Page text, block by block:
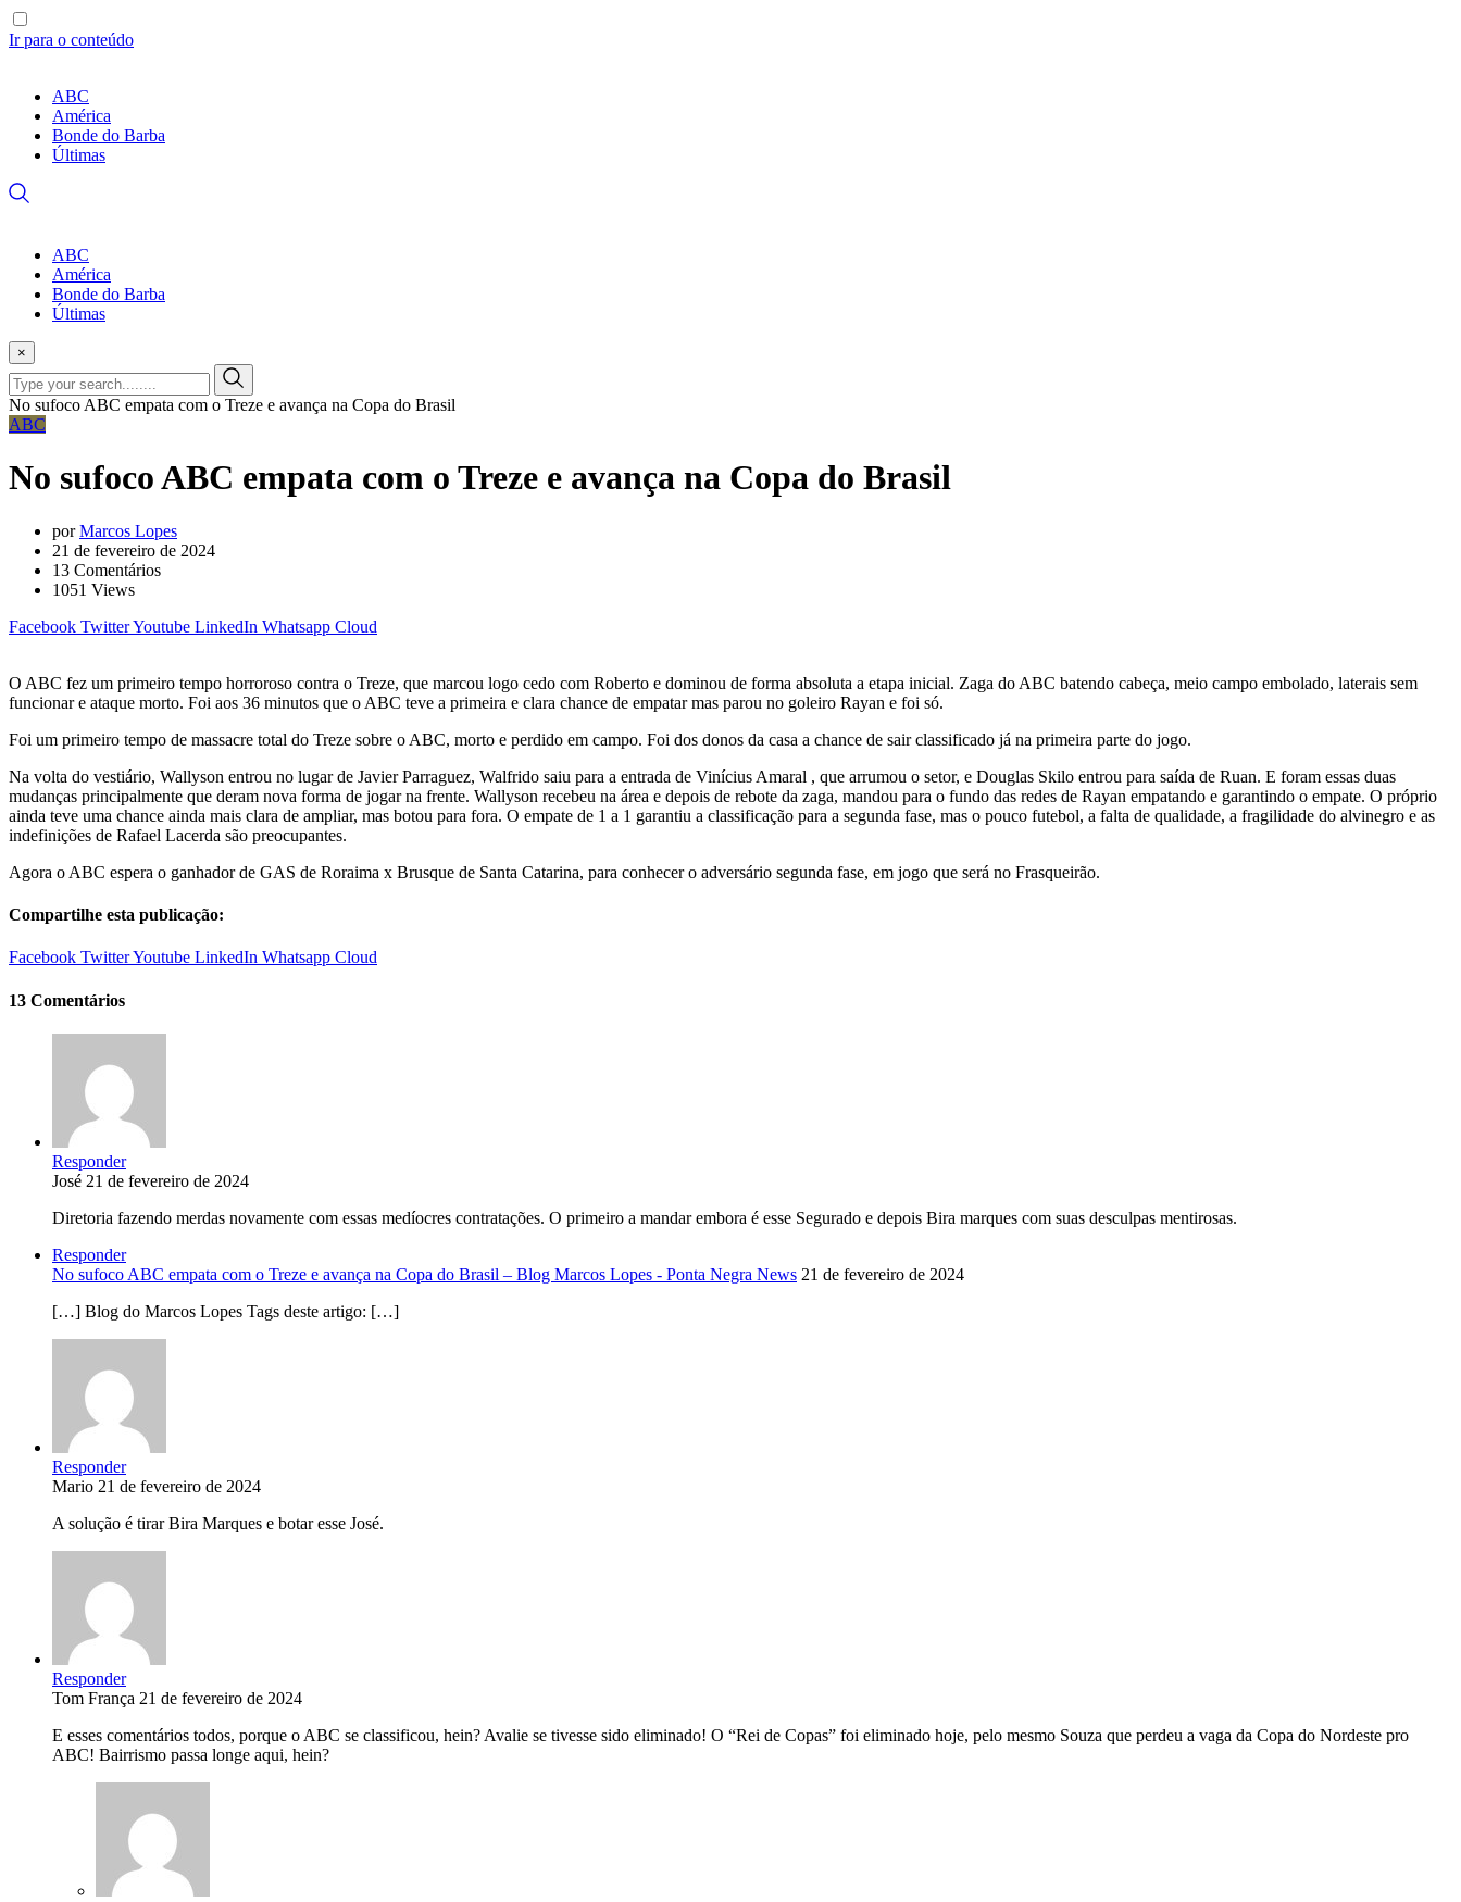
Ir para o conteúdo
ABC
América
Bonde do Barba
Últimas
ABC
América
Bonde do Barba
Últimas
×
No sufoco ABC empata com o Treze e avança na Copa do Brasil
ABC
No sufoco ABC empata com o Treze e avança na Copa do Brasil
porMarcos Lopes
21 de fevereiro de 2024
13 Comentários
1051 Views
Facebook TwitterYoutube LinkedIn Whatsapp Cloud
O ABC fez um primeiro tempo horroroso contra o Treze, que marcou logo cedo com Roberto e dominou de forma absoluta a etapa inicial. Zaga do ABC batendo cabeça, meio campo embolado, laterais sem
funcionar e ataque morto. Foi aos 36 minutos que o ABC teve a primeira e clara chance de empatar mas parou no goleiro Rayan e foi só.
Foi um primeiro tempo de massacre total do Treze sobre o ABC, morto e perdido em campo. Foi dos donos da casa a chance de sair classificado já na primeira parte do jogo.
Na volta do vestiário, Wallyson entrou no lugar de Javier Parraguez, Walfrido saiu para a entrada de Vinícius Amaral , que arrumou o setor, e Douglas Skilo entrou para saída de Ruan. E foram essas duas
mudanças principalmente que deram nova forma de jogar na frente. Wallyson recebeu na área e depois de rebote da zaga, mandou para o fundo das redes de Rayan empatando e garantindo o empate. O próprio
ainda teve uma chance ainda mais clara de ampliar, mas botou para fora. O empate de 1 a 1 garantiu a classificação para a segunda fase, mas o pouco futebol, a falta de qualidade, a fragilidade do alvinegro e as
indefinições de Rafael Lacerda são preocupantes.
Agora o ABC espera o ganhador de GAS de Roraima x Brusque de Santa Catarina, para conhecer o adversário segunda fase, em jogo que será no Frasqueirão.
Compartilhe esta publicação:
Facebook TwitterYoutube LinkedIn Whatsapp Cloud
13 Comentários
Responder
José 21 de fevereiro de 2024
Diretoria fazendo merdas novamente com essas medíocres contratações. O primeiro a mandar embora é esse Segurado e depois Bira marques com suas desculpas mentirosas.
Responder
No sufoco ABC empata com o Treze e avança na Copa do Brasil – Blog Marcos Lopes - Ponta Negra News 21 de fevereiro de 2024
[…] Blog do Marcos Lopes Tags deste artigo: […]
Responder
Mario 21 de fevereiro de 2024
A solução é tirar Bira Marques e botar esse José.
Responder
Tom França 21 de fevereiro de 2024
E esses comentários todos, porque o ABC se classificou, hein? Avalie se tivesse sido eliminado! O “Rei de Copas” foi eliminado hoje, pelo mesmo Souza que perdeu a vaga da Copa do Nordeste pro
ABC! Bairrismo passa longe aqui, hein?